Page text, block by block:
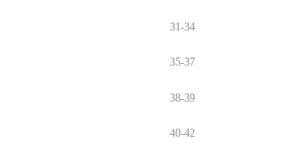
31-34
35-37
38-39
40-42